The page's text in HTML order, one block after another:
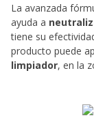
La avanzada
ayuda a
tiene su
producto puede
limpiador, en la